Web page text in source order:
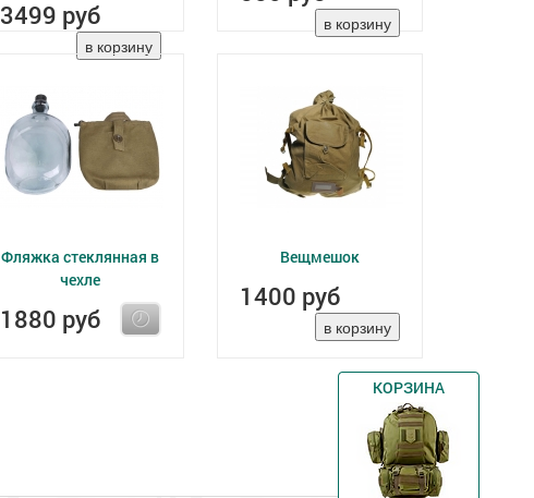
3499 руб
Фляжка стеклянная в
чехле
1880 руб
Вещмешок
1400 руб
КОРЗИНА